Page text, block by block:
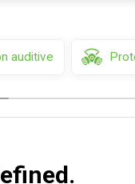
auditive